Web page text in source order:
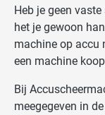
Heb je geen
het je gewoon
machine op accu
een machine
Bij
meegegeven in